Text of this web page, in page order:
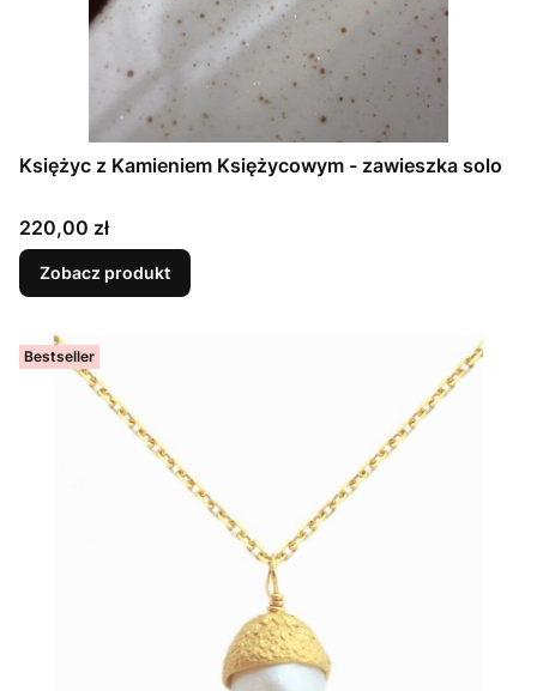
Księżyc z Kamieniem Księżycowym - zawieszka solo
Cena
220,00 zł
Zobacz produkt
Bestseller